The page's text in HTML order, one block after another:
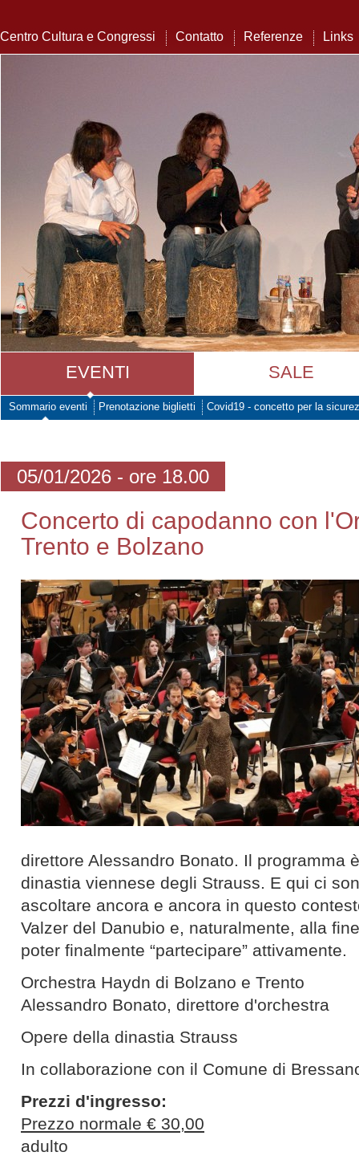
Centro Cultura e Congressi Contatto Referenze Links
EVENTI SALE
Sommario eventi Prenotazione biglietti Covid19 - concetto per la
05/01/2026 - ore 18.00
Concerto di capodanno con
Trento e Bolzano
direttore Alessandro Bonato. Il programma
dinastia viennese degli Strauss. E qui ci
ascoltare ancora e ancora in questo
Valzer del Danubio e, naturalmente, alla
poter finalmente “partecipare” attivamente.
Orchestra Haydn di Bolzano e Trento
Alessandro Bonato, direttore d'orchestra
Opere della dinastia Strauss
In collaborazione con il Comune di
Prezzi d'ingresso:
Prezzo normale € 30,00
adulto